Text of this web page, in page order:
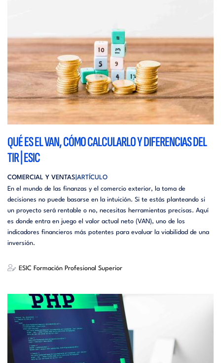
QUÉ ES EL VAN, CÓMO CALCULARLO Y DIFERENCIAS DEL
TIR | ESIC
COMERCIAL Y VENTAS ARTÍCULO
En el mundo de las finanzas y el comercio exterior, la toma de
decisiones no puede basarse en la intuición. Si te estás planteando si
un proyecto será rentable o no, necesitas herramientas precisas. Aquí
es donde entra en juego el valor actual neto (VAN), uno de los
indicadores financieros más potentes para evaluar la viabilidad de una
inversión.
ESIC Formación Profesional Superior